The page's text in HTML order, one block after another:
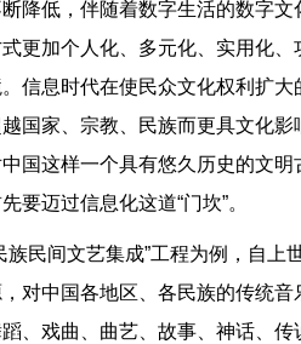
降低，伴随着数字生活的数字
更加个人化、多元化、实用化
信息时代在使民众文化权利扩
国家、宗教、民族而更具文化
国这样一个具有悠久历史的文
要迈过信息化这道“门坎”。
族民间文艺集成”工程为例，自上
对中国各地区、各民族的传统音
、戏曲、曲艺、故事、神话、传